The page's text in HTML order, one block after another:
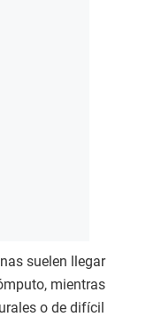
suelen llegar
mientras
o de difícil